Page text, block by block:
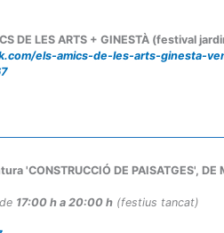
DE LES ARTS + GINESTÀ (festival
els-amics-de-les-arts-ginesta-
'CONSTRUCCIÓ DE PAISATGES',
17:00 h a 20:00 h (festius tancat)